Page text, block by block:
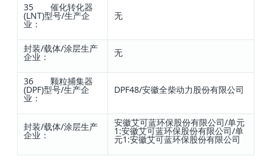
35 催化转化器
(LNT)型号/生产企
业：
无
封装/载体/涂层生产
企业： 无
36 颗粒捕集器
(DPF)型号/生产企
业：
DPF48/安徽全柴动力股份有限公司
封装/载体/涂层生产
企业：
安徽艾可蓝环保股份有限公司/单元
1:安徽艾可蓝环保股份有限公司/单
元1:安徽艾可蓝环保股份有限公司